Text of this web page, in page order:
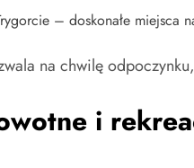
– doskonałe miejsca
na chwilę
i